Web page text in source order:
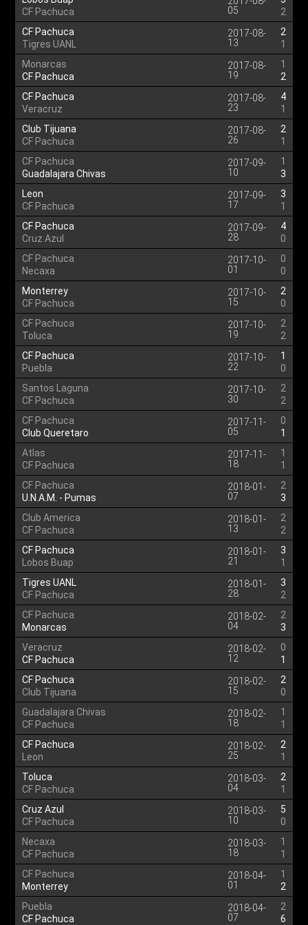
CF Pachuca
05
2
CF Pachuca
Tigres UANL
2017-08-
13
2
1
Monarcas
CF Pachuca
2017-08-
19
1
2
CF Pachuca
Veracruz
2017-08-
23
4
1
Club Tijuana
CF Pachuca
2017-08-
26
2
1
CF Pachuca
Guadalajara Chivas
2017-09-
10
1
3
Leon
CF Pachuca
2017-09-
17
3
1
CF Pachuca
Cruz Azul
2017-09-
28
4
0
CF Pachuca
Necaxa
2017-10-
01
0
0
Monterrey
CF Pachuca
2017-10-
15
2
0
CF Pachuca
Toluca
2017-10-
19
2
2
CF Pachuca
Puebla
2017-10-
22
1
0
Santos Laguna
CF Pachuca
2017-10-
30
2
2
CF Pachuca
Club Queretaro
2017-11-
05
0
1
Atlas
CF Pachuca
2017-11-
18
1
1
CF Pachuca
U.N.A.M. - Pumas
2018-01-
07
2
3
Club America
CF Pachuca
2018-01-
13
2
2
CF Pachuca
Lobos Buap
2018-01-
21
3
1
Tigres UANL
CF Pachuca
2018-01-
28
3
2
CF Pachuca
Monarcas
2018-02-
04
2
3
Veracruz
CF Pachuca
2018-02-
12
0
1
CF Pachuca
Club Tijuana
2018-02-
15
2
0
Guadalajara Chivas
CF Pachuca
2018-02-
18
1
1
CF Pachuca
Leon
2018-02-
25
2
1
Toluca
CF Pachuca
2018-03-
04
2
1
Cruz Azul
CF Pachuca
2018-03-
10
5
0
Necaxa
CF Pachuca
2018-03-
18
1
1
CF Pachuca
Monterrey
2018-04-
01
1
2
Puebla
CF Pachuca
2018-04-
07
2
6